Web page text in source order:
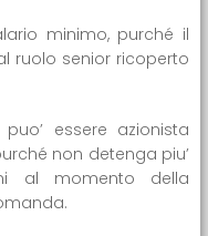
minimo, purché il
ruolo senior ricoperto
essere azionista
non detenga piu’
al momento della